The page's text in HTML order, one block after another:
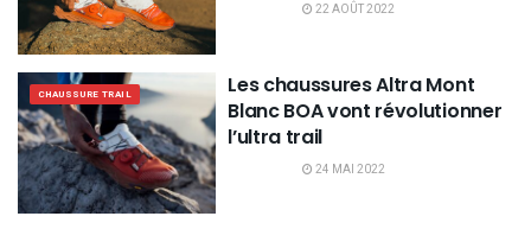
22 AOÛT 2022
CHAUSSURE TRAIL
Les chaussures Altra Mont
Blanc BOA vont révolutionner
l’ultra trail
24 MAI 2022